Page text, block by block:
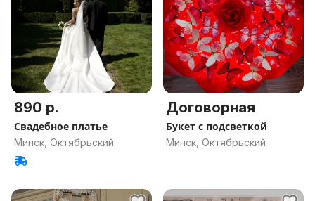
890 р.
Свадебное платье
Минск, Октябрьский
Договорная
Букет с подсветкой
Минск, Октябрьский